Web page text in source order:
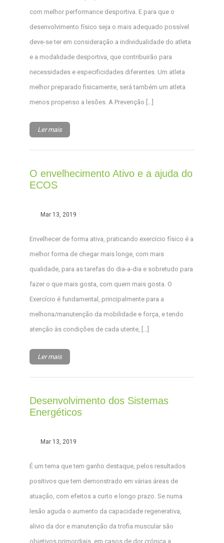
com melhor performance desportiva. E para que o
desenvolvimento físico seja o mais adequado possível
deve-se ter em consideração a individualidade do atleta
e a modalidade desportiva, que contribuirão para
necessidades e especificidades diferentes. Um atleta
melhor preparado fisicamente, será também um atleta
menos propenso a lesões. A Prevenção […]
Ler mais
O envelhecimento Ativo e a ajuda do
ECOS
Mar 13, 2019
Envelhecer de forma ativa, praticando exercício físico é a
melhor forma de chegar mais longe, com mais
qualidade, para as tarefas do dia-a-dia e sobretudo para
fazer o que mais gosta, com quem mais gosta. O
Exercício é fundamental, principalmente para a
melhoria/manutenção da mobilidade e força, e tendo
atenção às condições de cada utente, […]
Ler mais
Desenvolvimento dos Sistemas
Energéticos
Mar 13, 2019
É um tema que tem ganho destaque, pelos resultados
positivos que tem demonstrado em várias áreas de
atuação, com efeitos a curto e longo prazo. Se numa
lesão aguda o aumento da capacidade regenerativa,
alivio da dor e manutenção da trofia muscular são
objetivos primordiais, em casos de dor crónica a